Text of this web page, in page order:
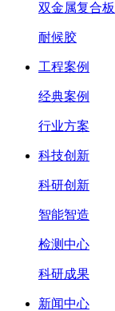
双金属复合板
耐候胶
工程案例
经典案例
行业方案
科技创新
科研创新
智能智造
检测中心
科研成果
新闻中心